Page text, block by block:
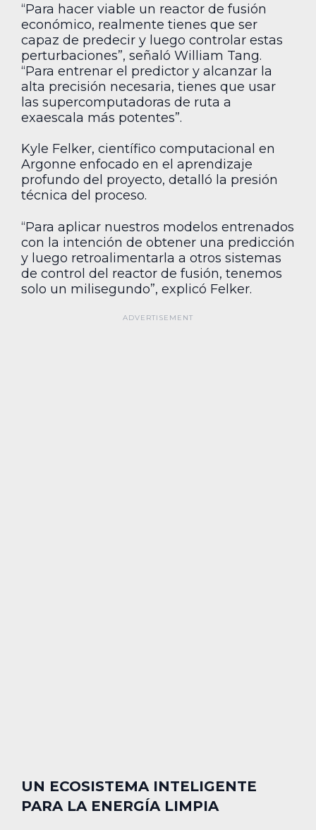
“Para hacer viable un reactor de fusión
económico, realmente tienes que ser
capaz de predecir y luego controlar estas
perturbaciones”, señaló William Tang.
“Para entrenar el predictor y alcanzar la
alta precisión necesaria, tienes que usar
las supercomputadoras de ruta a
exaescala más potentes”.
Kyle Felker, científico computacional en
Argonne enfocado en el aprendizaje
profundo del proyecto, detalló la presión
técnica del proceso.
“Para aplicar nuestros modelos entrenados
con la intención de obtener una predicción
y luego retroalimentarla a otros sistemas
de control del reactor de fusión, tenemos
solo un milisegundo”, explicó Felker.
UN ECOSISTEMA INTELIGENTE
PARA LA ENERGÍA LIMPIA